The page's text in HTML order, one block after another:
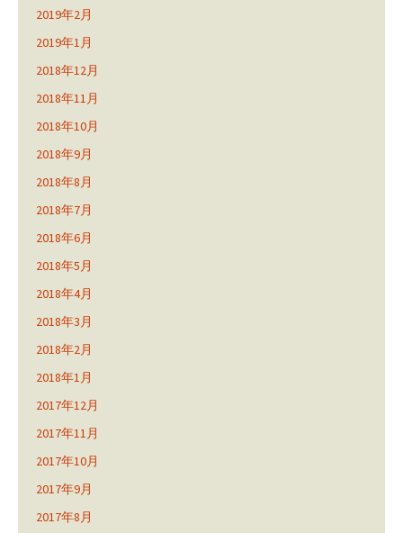
2019年2月
2019年1月
2018年12月
2018年11月
2018年10月
2018年9月
2018年8月
2018年7月
2018年6月
2018年5月
2018年4月
2018年3月
2018年2月
2018年1月
2017年12月
2017年11月
2017年10月
2017年9月
2017年8月